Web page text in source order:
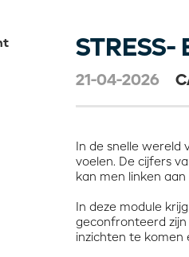
STRESS-
21-04-2026
In de snelle
voelen. De cijfers
kan men linken
In deze module
geconfronteerd
inzichten te